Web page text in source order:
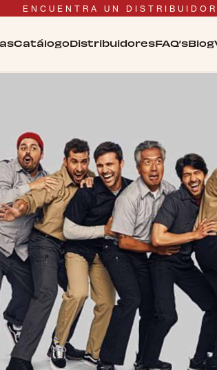
ENCUENTRA UN DISTRIBUIDOR
CatálogoDistribuidoresFAQ’sBlog